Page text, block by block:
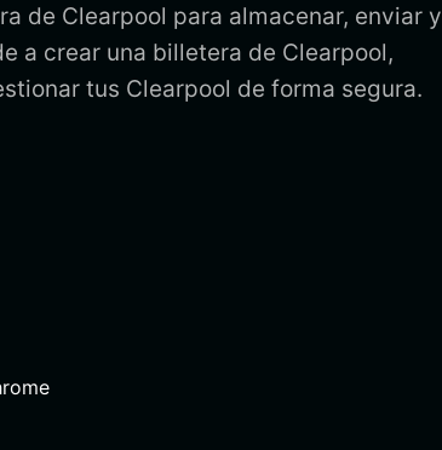
de Clearpool para almacenar, enviar y
a crear una billetera de Clearpool,
tus Clearpool de forma segura.